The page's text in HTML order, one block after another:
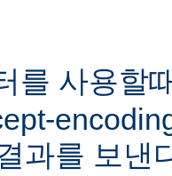
를 사용할
과를 보낸